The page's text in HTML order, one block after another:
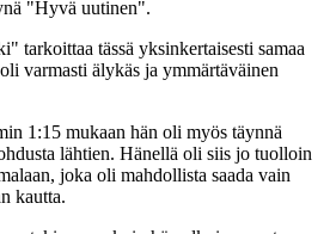
"Hyvä uutinen".
tarkoittaa tässä yksinkertaisesti samaa
varmasti älykäs ja ymmärtäväinen
1:15 mukaan hän oli myös täynnä
lähtien. Hänellä oli siis jo tuolloin
joka oli mahdollista saada vain
kautta.